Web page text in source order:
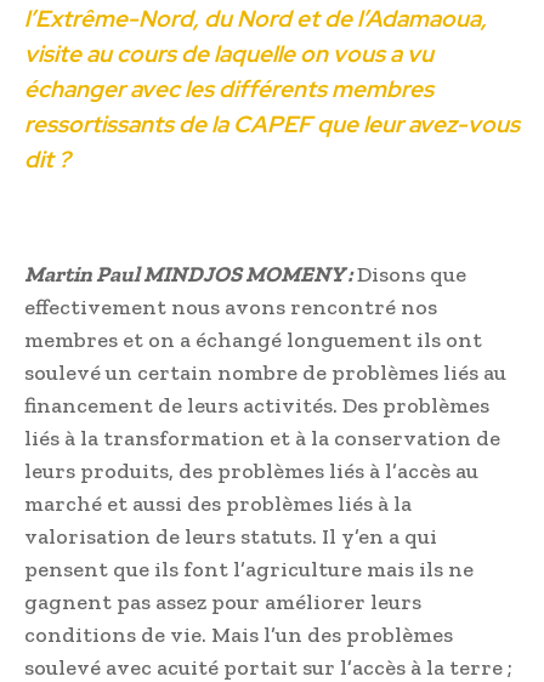
l’Extrême-Nord, du Nord et de l’Adamaoua,
visite au cours de laquelle on vous a vu
échanger avec les différents membres
ressortissants de la CAPEF que leur avez-vous
dit ?
Martin Paul MINDJOS MOMENY :Disons que
effectivement nous avons rencontré nos
membres et on a échangé longuement ils ont
soulevé un certain nombre de problèmes liés au
financement de leurs activités. Des problèmes
liés à la transformation et à la conservation de
leurs produits, des problèmes liés à l’accès au
marché et aussi des problèmes liés à la
valorisation de leurs statuts. Il y’en a qui
pensent que ils font l’agriculture mais ils ne
gagnent pas assez pour améliorer leurs
conditions de vie. Mais l’un des problèmes
soulevé avec acuité portait sur l’accès à la terre ;